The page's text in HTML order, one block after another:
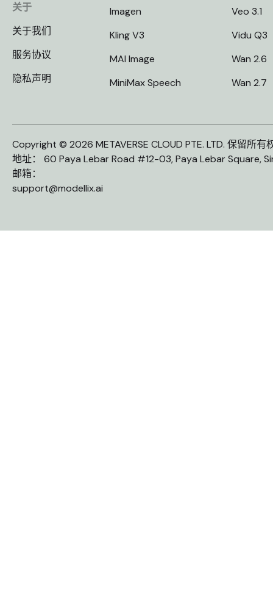
关于
关于我们
服务协议
隐私声明
Imagen
Kling V3
MAI Image
MiniMax Speech
Veo 3.1
Vidu Q3
Wan 2.6
Wan 2.7
Copyright © 2026 METAVERSE CLOUD PTE. LTD. 保留所有
地址： 60 Paya Lebar Road #12-03, Paya Lebar Square,
邮箱：
support@modellix.ai